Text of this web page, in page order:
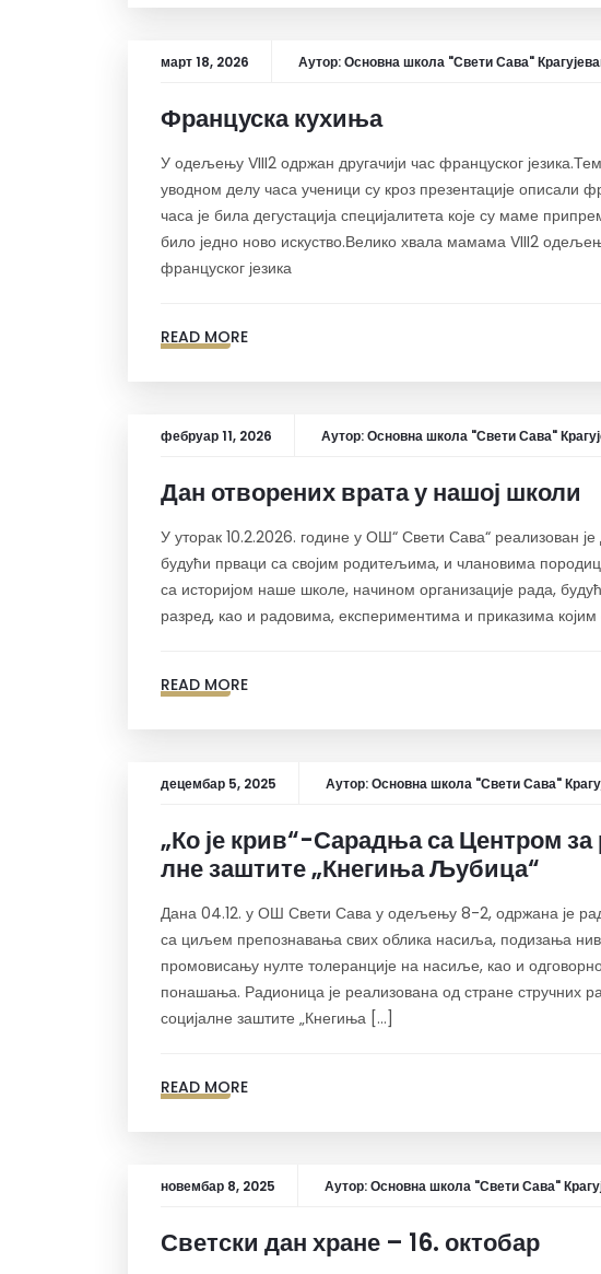
март 18, 2026 Аутор:Основна школа "Свети Сава"
Француска кухиња
У одељењу VIII2 одржан другачији час француског
уводном делу часа ученици су кроз презентације описали
часа је била дегустација специјалитета које су маме
било једно ново искуство.Велико хвала мамама VIII2
француског језика
READ MORE
фебруар 11, 2026 Аутор:Основна школа "Свети Сава"
Дан отворених врата у нашој школи
У уторак 10.2.2026. године у ОШ“ Свети Сава“ реализован
будући прваци са својим родитељима, и члановима
са историјом наше школе, начином организације рада,
разред, као и радовима, експериментима и приказима
READ MORE
децембар 5, 2025 Аутор:Основна школа "Свети Сава"
„Ко је крив“-Сарадња са Центром за
лне заштите „Кнегиња Љубица“
Дана 04.12. у ОШ Свети Сава у одељењу 8-2, одржана је
са циљем препознавања свих облика насиља, подизања
промовисању нулте толеранције на насиље, као и
понашања. Радионица је реализована од стране стручних
социјалне заштите „Кнегиња […]
READ MORE
новембар 8, 2025 Аутор:Основна школа "Свети Сава"
Светски дан хране – 16. октобар